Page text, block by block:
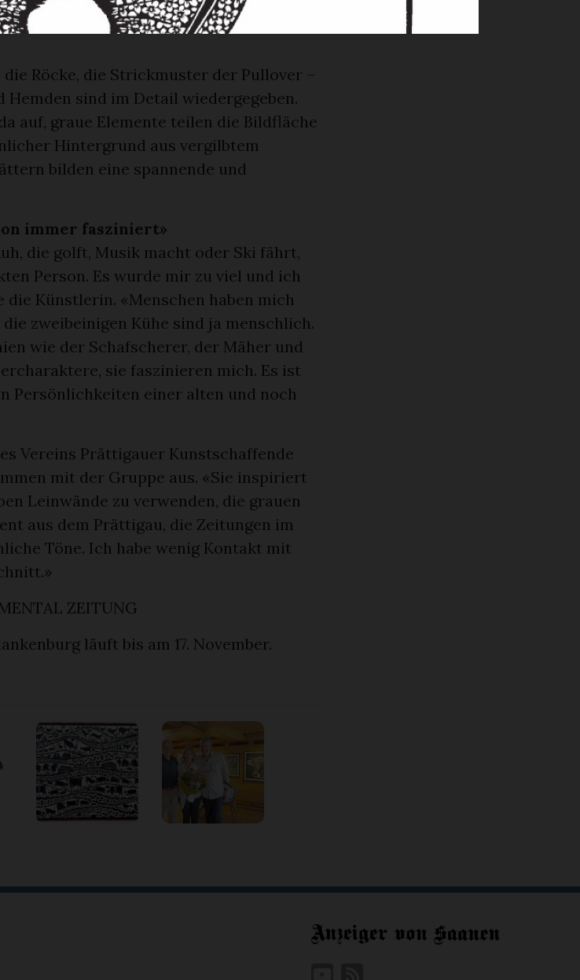
Schafscherer, der Mäher, die Frauen in
Röcke, die Strickmuster der Pullover –
sind im Detail wiedergegeben.
auf, graue Elemente teilen die Bildfläche
Hintergrund aus vergilbtem
bilden eine spannende und
immer fasziniert»
die golft, Musik macht oder Ski fährt,
Person. Es wurde mir zu viel und ich
die Künstlerin. «Menschen haben mich
zweibeinigen Kühe sind ja menschlich.
wie der Schafscherer, der Mäher und
sie faszinieren mich. Es ist
Persönlichkeiten einer alten und noch
Vereins Prättigauer Kunstschaffende
mit der Gruppe aus. «Sie inspiriert
Leinwände zu verwenden, die grauen
aus dem Prättigau, die Zeitungen im
Töne. Ich habe wenig Kontakt mit
ZEITUNG
läuft bis am 17. November.